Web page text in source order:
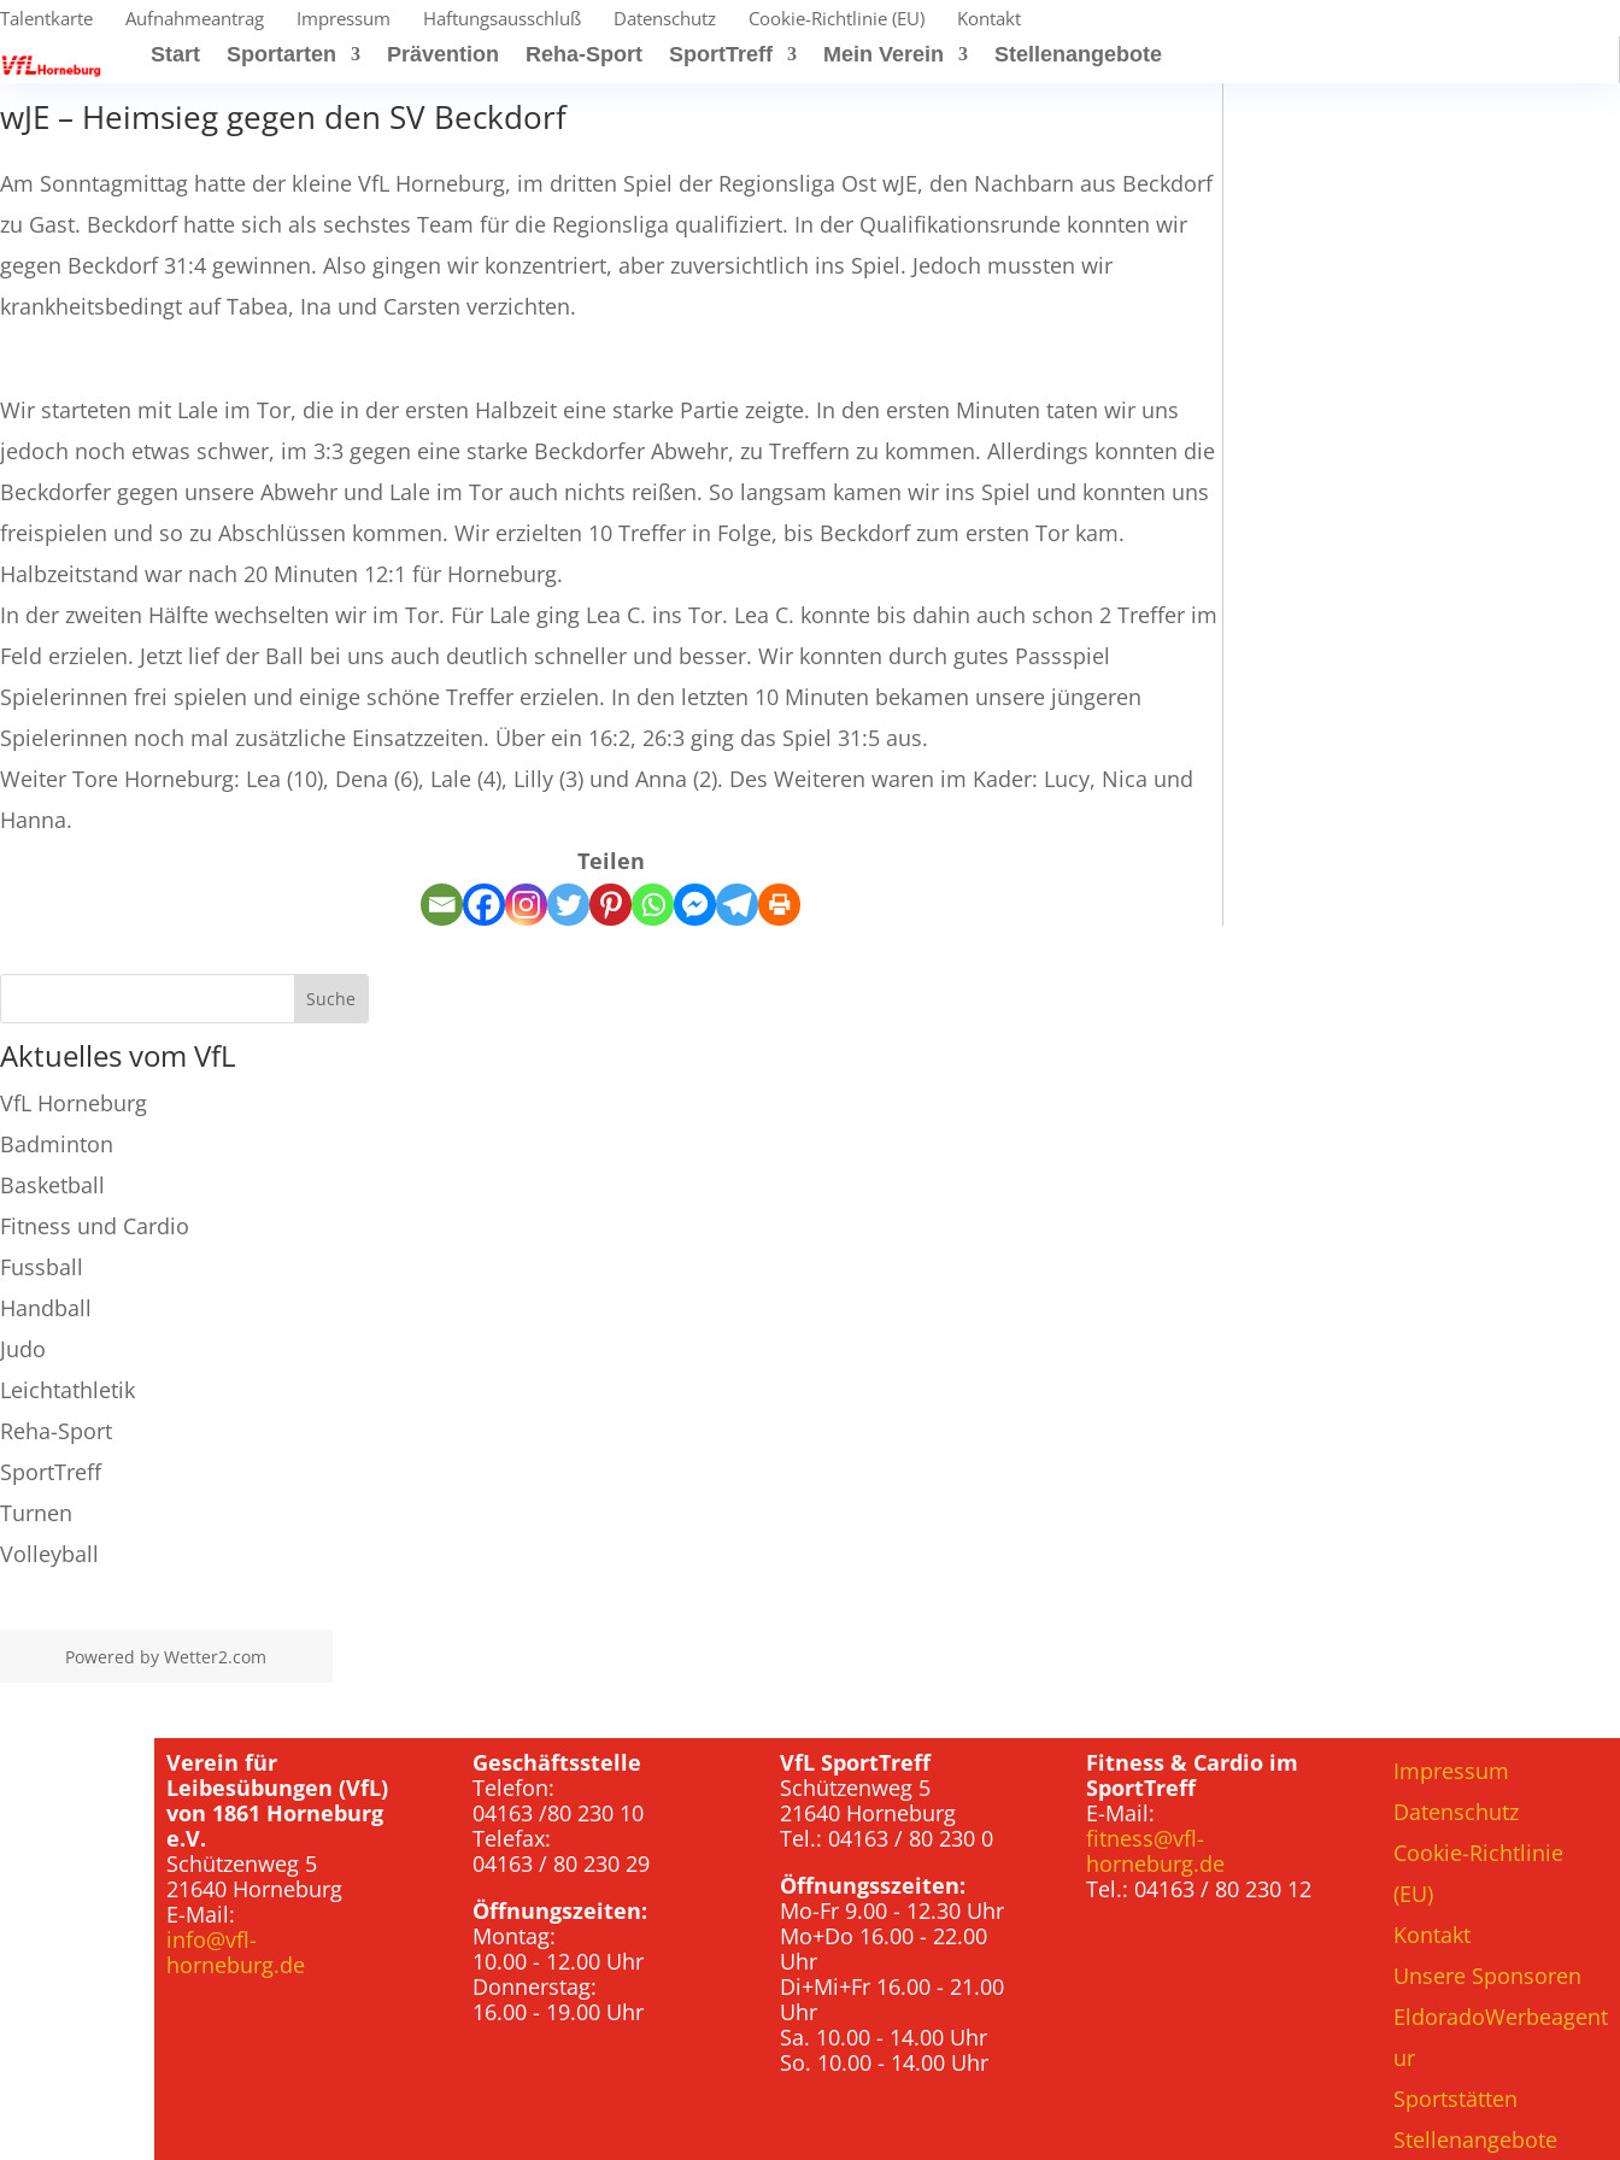
Talentkarte Aufnahmeantrag Impressum Haftungsausschluß Datenschutz Cookie-Richtlinie (EU)
Kontakt
Start
Sportarten Prävention Reha-Sport SportTreff Mein Verein Stellenangebote
wJE – Heimsieg gegen den SV Beckdorf
Am Sonntagmittag hatte der kleine VfL Horneburg, im dritten Spiel der Regionsliga Ost wJE, den Nachbarn aus Beckdorf
zu Gast. Beckdorf hatte sich als sechstes Team für die Regionsliga qualifiziert. In der Qualifikationsrunde konnten wir
gegen Beckdorf 31:4 gewinnen. Also gingen wir konzentriert, aber zuversichtlich ins Spiel. Jedoch mussten wir
krankheitsbedingt auf Tabea, Ina und Carsten verzichten.
Wir starteten mit Lale im Tor, die in der ersten Halbzeit eine starke Partie zeigte. In den ersten Minuten taten wir uns
jedoch noch etwas schwer, im 3:3 gegen eine starke Beckdorfer Abwehr, zu Treffern zu kommen. Allerdings konnten die
Beckdorfer gegen unsere Abwehr und Lale im Tor auch nichts reißen. So langsam kamen wir ins Spiel und konnten uns
freispielen und so zu Abschlüssen kommen. Wir erzielten 10 Treffer in Folge, bis Beckdorf zum ersten Tor kam.
Halbzeitstand war nach 20 Minuten 12:1 für Horneburg.
In der zweiten Hälfte wechselten wir im Tor. Für Lale ging Lea C. ins Tor. Lea C. konnte bis dahin auch schon 2 Treffer im
Feld erzielen. Jetzt lief der Ball bei uns auch deutlich schneller und besser. Wir konnten durch gutes Passspiel
Spielerinnen frei spielen und einige schöne Treffer erzielen. In den letzten 10 Minuten bekamen unsere jüngeren
Spielerinnen noch mal zusätzliche Einsatzzeiten. Über ein 16:2, 26:3 ging das Spiel 31:5 aus.
Weiter Tore Horneburg: Lea (10), Dena (6), Lale (4), Lilly (3) und Anna (2). Des Weiteren waren im Kader: Lucy, Nica und
Hanna.
Teilen
Aktuelles vom VfL
VfL Horneburg
Badminton
Basketball
Fitness und Cardio
Fussball
Handball
Judo
Leichtathletik
Reha-Sport
SportTreff
Turnen
Volleyball
Powered byWetter2.com
Verein für
Leibesübungen (VfL)
von 1861 Horneburg
e.V.
Schützenweg 5
21640 Horneburg
E-Mail:
info@vfl-
horneburg.de
Geschäftsstelle
Telefon:
04163 /80 230 10
Telefax:
04163 / 80 230 29
Öffnungszeiten:
Montag:
10.00 - 12.00 Uhr
Donnerstag:
16.00 - 19.00 Uhr
VfL SportTreff
Schützenweg 5
21640 Horneburg
Tel.: 04163 / 80 230 0
Öffnungsszeiten:
Mo-Fr 9.00 - 12.30 Uhr
Mo+Do 16.00 - 22.00
Uhr
Di+Mi+Fr 16.00 - 21.00
Uhr
Sa. 10.00 - 14.00 Uhr
So. 10.00 - 14.00 Uhr
Fitness & Cardio im
SportTreff
E-Mail:
fitness@vfl-
horneburg.de
Tel.: 04163 / 80 230 12
Impressum
Datenschutz
Cookie-Richtlinie
(EU)
Kontakt
Unsere Sponsoren
EldoradoWerbeagent
ur
Sportstätten
Stellenangebote